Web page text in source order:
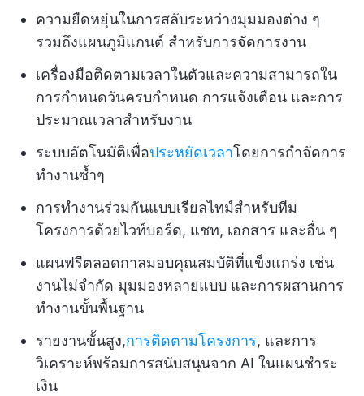
ความยืดหยุ่นในการสลับระหว่างมุมมองต่าง ๆ
รวมถึงแผนภูมิแกนต์ สำหรับการจัดการงาน
เครื่องมือติดตามเวลาในตัวและความสามารถใน
การกำหนดวันครบกำหนด การแจ้งเตือน และการ
ประมาณเวลาสำหรับงาน
ระบบอัตโนมัติเพื่อประหยัดเวลาโดยการกำจัดการ
ทำงานซ้ำๆ
การทำงานร่วมกันแบบเรียลไทม์สำหรับทีม
โครงการด้วยไวท์บอร์ด, แชท, เอกสาร และอื่น ๆ
แผนฟรีตลอดกาลมอบคุณสมบัติที่แข็งแกร่ง เช่น
งานไม่จำกัด มุมมองหลายแบบ และการผสานการ
ทำงานขั้นพื้นฐาน
รายงานขั้นสูง,การติดตามโครงการ, และการ
วิเคราะห์พร้อมการสนับสนุนจาก AI ในแผนชำระ
เงิน